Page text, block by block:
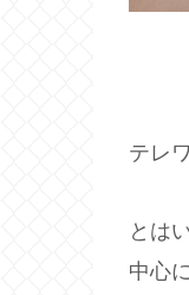
テレ
とは
中心